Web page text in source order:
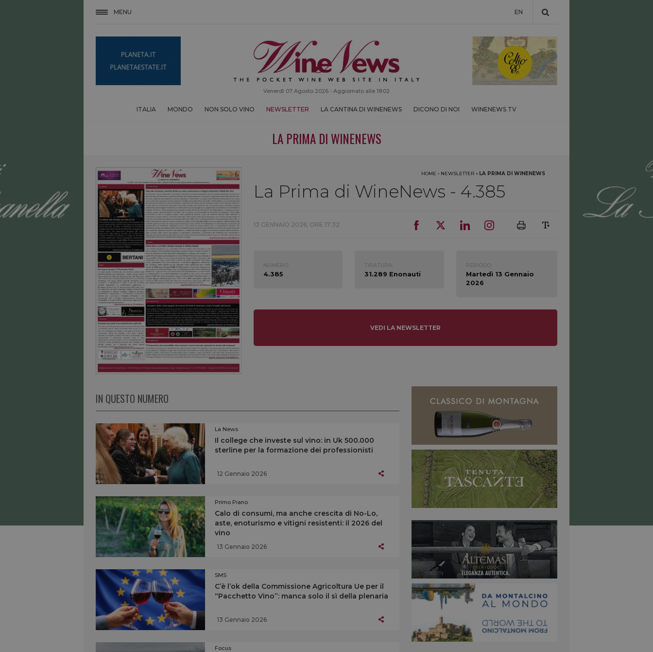
MENU EN
Venerdì 07 Agosto 2026 - Aggiornato alle 18:02
ITALIA MONDO NON SOLO VINO NEWSLETTER LA CANTINA DI WINENEWS DICONO DI NOI WINENEWS TV
LA PRIMA DI WINENEWS
HOME › NEWSLETTER › LA PRIMA DI WINENEWS
La Prima di WineNews - 4.385
13 GENNAIO 2026, ORE 17:32
NUMERO:
4.385
TIRATURA:
31.289 Enonauti
PERIODO:
Martedì 13 Gennaio
2026
VEDI LA NEWSLETTER
IN QUESTO NUMERO
La News
Il college che investe sul vino: in Uk 500.000
sterline per la formazione dei professionisti
12 Gennaio 2026
Primo Piano
Calo di consumi, ma anche crescita di No-Lo,
aste, enoturismo e vitigni resistenti: il 2026 del
vino
13 Gennaio 2026
SMS
C’è l’ok della Commissione Agricoltura Ue per il
“Pacchetto Vino”: manca solo il sì della plenaria
13 Gennaio 2026
Focus